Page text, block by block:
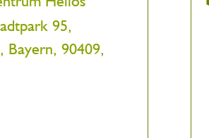
95,
Bayern, 90409,